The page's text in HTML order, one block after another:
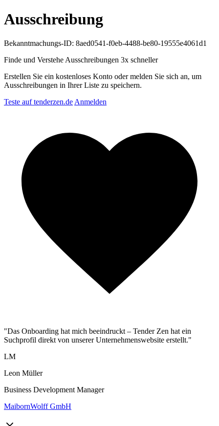
Ausschreibung
Bekanntmachungs-ID: 8aed0541-f0eb-4488-be80-19555e4061d1
Finde und Verstehe Ausschreibungen 3x schneller
Erstellen Sie ein kostenloses Konto oder melden Sie sich an, um
Ausschreibungen in Ihrer Liste zu speichern.
Teste auf tenderzen.de Anmelden
"Das Onboarding hat mich beeindruckt – Tender Zen hat ein
Suchprofil direkt von unserer Unternehmenswebsite erstellt."
LM
Leon Müller
Business Development Manager
MaibornWolff GmbH